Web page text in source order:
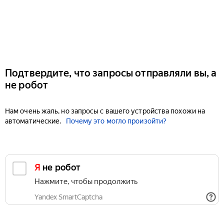
Подтвердите, что запросы отправляли вы, а
не робот
Нам очень жаль, но запросы с вашего устройства похожи на
автоматические.
Почему это могло произойти?
Я не робот
Нажмите, чтобы продолжить
Yandex SmartCaptcha